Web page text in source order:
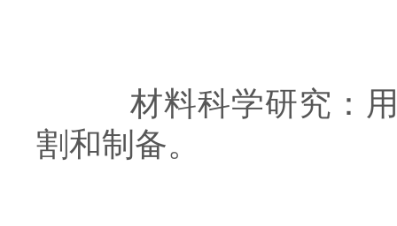
材料科学研究：用
割和制备。